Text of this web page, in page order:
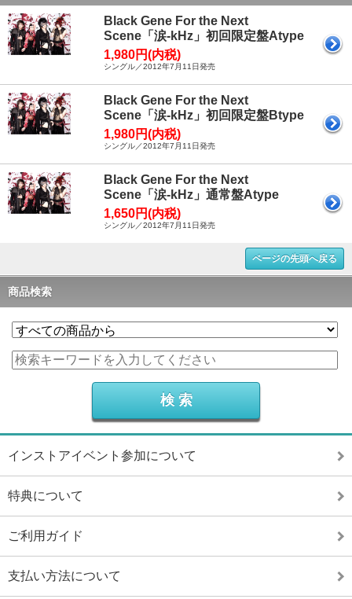
Black Gene For the Next
Scene「涙-kHz」初回限定盤Atype
1,980円(内税)
シングル／2012年7月11日発売
Black Gene For the Next
Scene「涙-kHz」初回限定盤Btype
1,980円(内税)
シングル／2012年7月11日発売
Black Gene For the Next
Scene「涙-kHz」通常盤Atype
1,650円(内税)
シングル／2012年7月11日発売
ページの先頭へ戻る
商品検索
インストアイベント参加について
特典について
ご利用ガイド
支払い方法について